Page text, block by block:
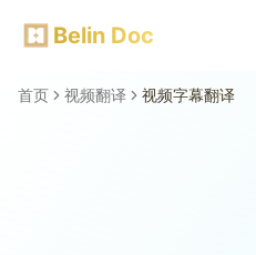
Belin Doc
首页 视频翻译 视频字幕翻译